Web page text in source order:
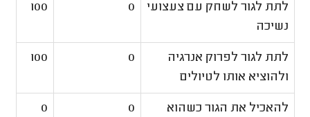
לתת לגור לשחק עם צעצועי
נשיכה
0
100
לתת לגור לפרוק אנרגיה
ולהוציא אותו לטיולים
0
100
להאכיל את הגור כשהוא
0
0